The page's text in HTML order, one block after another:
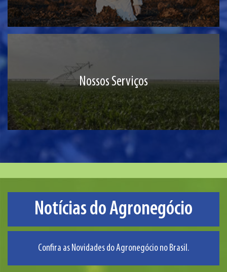
Nossos Serviços
Notícias do Agronegócio
Confira as Novidades do Agronegócio no Brasil.